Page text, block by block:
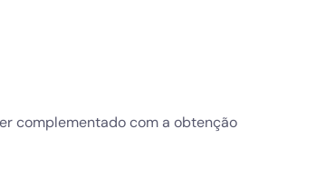
complementado com a obtenção